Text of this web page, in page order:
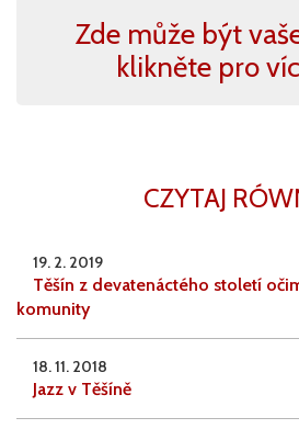
Zde může být
klikněte pro
CZYTAJ
19. 2. 2019
Těšín z devatenáctého století
komunity
18. 11. 2018
Jazz v Těšíně